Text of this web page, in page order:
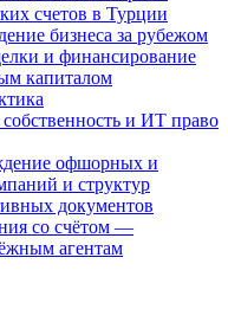
счетов в Турции
бизнеса за рубежом
и финансирование
капиталом
и ИТ право
офшорных и
и структур
документов
со счётом —
агентам